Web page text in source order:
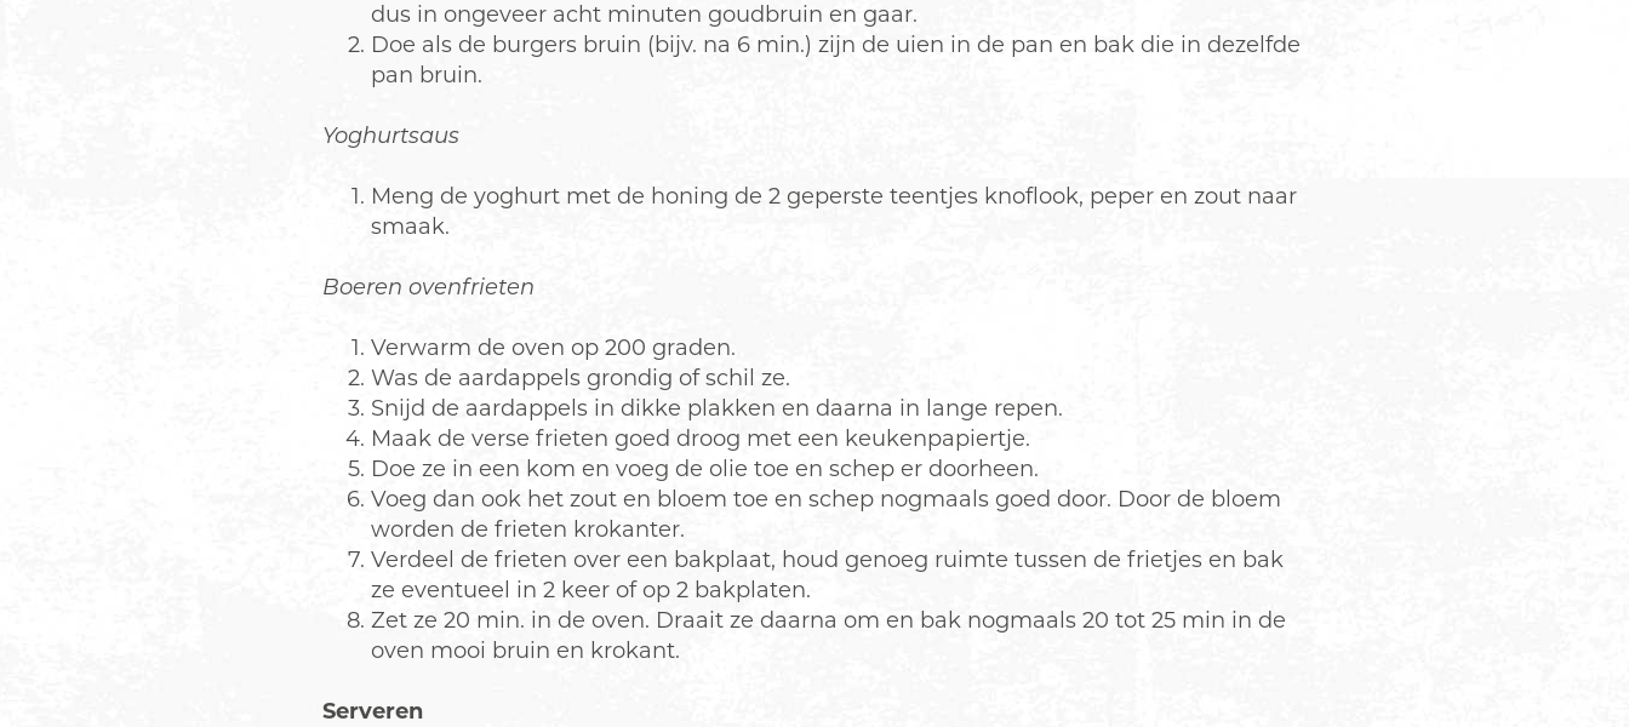
dus in ongeveer acht minuten goudbruin en gaar.
Doe als de burgers bruin (bijv. na 6 min.) zijn de uien in de pan en bak die in dezelfde
pan bruin.
Yoghurtsaus
Meng de yoghurt met de honing de 2 geperste teentjes knoflook, peper en zout naar
smaak.
Boeren ovenfrieten
Verwarm de oven op 200 graden.
​Was de aardappels grondig of schil ze.
Snijd de aardappels in dikke plakken en daarna in lange repen.
Maak de verse frieten goed droog met een keukenpapiertje.
Doe ze in een kom en voeg de olie toe en schep er doorheen.
Voeg dan ook het zout en bloem toe en schep nogmaals goed door. Door de bloem
worden de frieten krokanter.
Verdeel de frieten over een bakplaat, houd genoeg ruimte tussen de frietjes en bak
ze eventueel in 2 keer of op 2 bakplaten.
Zet ze 20 min. in de oven. Draait ze daarna om en bak nogmaals 20 tot 25 min in de
oven mooi bruin en krokant.
Serveren